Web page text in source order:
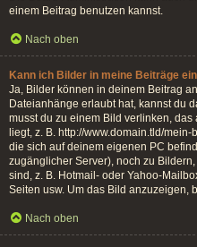
einem Beitrag benutzen kannst.
Nach oben
Kann ich Bilder in meine Beiträge
Ja, Bilder können in deinem Beitrag
Dateianhänge erlaubt hat, kannst du
musst du zu einem Bild verlinken,
liegt, z. B. http://www.domain.tld/
die sich auf deinem eigenen PC
zugänglicher Server), noch zu
sind, z. B. Hotmail- oder Yahoo-
Seiten usw. Um das Bild anzuzeigen,
Nach oben